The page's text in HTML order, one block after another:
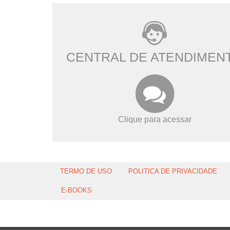
CENTRAL DE
Clique para acessar
TERMO DE USO POLITICA DE PRIVACIDADE
E-BOOKS